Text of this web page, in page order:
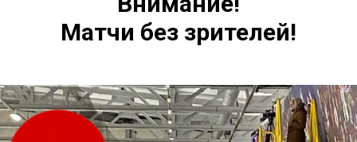
Матчи без зрителей!